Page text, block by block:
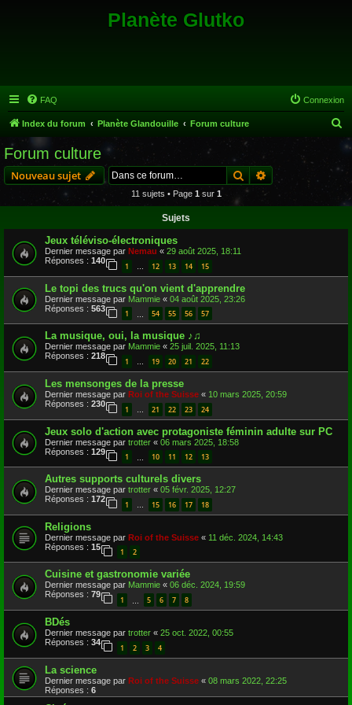
Planète Glutko
FAQ Connexion
Index du forum Planète Glandouille Forum culture
Forum culture
Nouveau sujet RechercherRecherche
11 sujets • Page 1 sur 1
Sujets
Jeux téléviso-électroniques
Dernier message par Nemau « 29 août 2025, 18:11
Réponses : 140
1 … 12 13 14 15
Le topi des trucs qu'on vient d'apprendre
Dernier message par Mammie « 04 août 2025, 23:26
Réponses : 563
1 54 55 56 57
La musique, oui, la musique ♪♫
Dernier message par Mammie « 25 juil. 2025, 11:13
Réponses : 218
1 … 19 20 21 22
Les mensonges de la presse
Dernier message par Roi of the Suisse « 10 mars 2025, 20:59
Réponses : 230
1 … 21 22 23 24
Jeux solo d'action avec protagoniste féminin adulte sur PC
Dernier message par trotter « 06 mars 2025, 18:58
Réponses : 129
1 10 11 12 13
Autres supports culturels divers
Dernier message par trotter « 05 févr. 2025, 12:27
Réponses : 172
1 … 15 16 17 18
Religions
Dernier message par Roi of the Suisse « 11 déc. 2024, 14:43
Réponses : 15
1 2
Cuisine et gastronomie variée
Dernier message par Mammie « 06 déc. 2024, 19:59
Réponses : 79
1 5 6 7 8
BDés
Dernier message par trotter « 25 oct. 2022, 00:55
Réponses : 34
1 2 3 4
La science
Dernier message par Roi of the Suisse « 08 mars 2022, 22:25
Réponses : 6